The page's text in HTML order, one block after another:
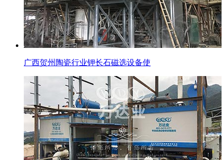
广西贺州陶瓷行业钾长石磁选设备使